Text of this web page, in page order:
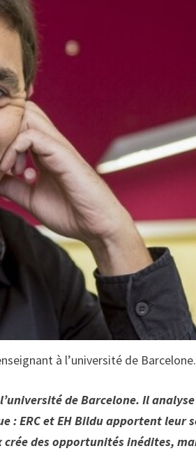
à l’université de Barcelone.
de Barcelone. Il
: ERC et EH Bildu apportent leur
des opportunités inédites,